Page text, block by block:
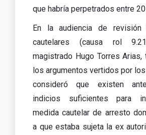
que habría perpetrados entre
En la audiencia de revisión
cautelares (causa rol
magistrado Hugo Torres Arias,
los argumentos vertidos por
consideró que existen
indicios suficientes para
medida cautelar de arresto
a que estaba sujeta la ex